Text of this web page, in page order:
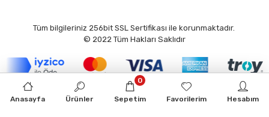
Tüm bilgileriniz 256bit SSL Sertifikası ile korunmaktadır.
© 2022 Tüm Hakları Saklıdır
Anasayfa Ürünler Sepetim
0
Favorilerim Hesabım
APM Bilişim | E-ticaret paketleri ile hazırlanmıştır.